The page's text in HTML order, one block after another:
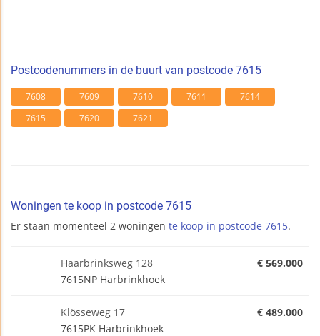
Postcodenummers in de buurt van postcode 7615
7608 7609 7610 7611
7614
7615
7620 7621
Woningen te koop in postcode 7615
Er staan momenteel 2 woningen te koop in postcode 7615.
Haarbrinksweg 128
7615NP Harbrinkhoek
€ 569.000
Klösseweg 17
7615PK Harbrinkhoek
€ 489.000